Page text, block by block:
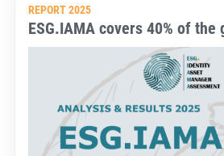
REPORT 2025
ESG.IAMA covers 40% of